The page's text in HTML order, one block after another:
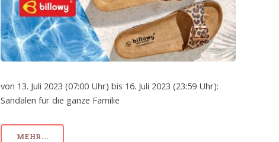
von 13. Juli 2023 (07:00 Uhr) bis 16. Juli 2023 (23:59 Uhr):
Sandalen für die ganze Familie
MEHR...